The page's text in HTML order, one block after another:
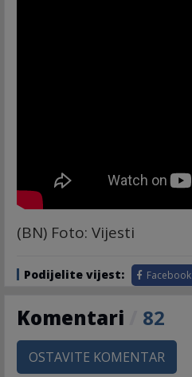
(BN) Foto: Vijesti
Podijelite vijest: Facebook
Komentari 82
OSTAVITE KOMENTAR